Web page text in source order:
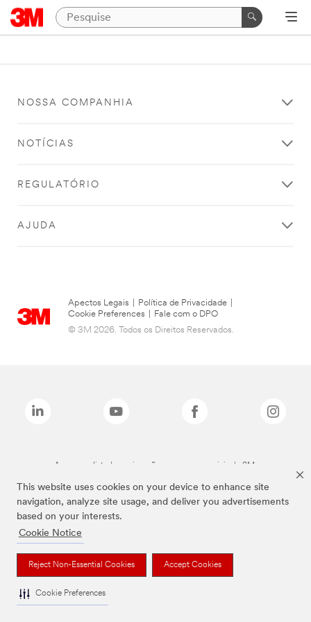
This website uses cookies on your device to enhance site
navigation, analyze site usage, and deliver you advertisements
based on your interests.
Cookie Notice
Reject Non-Essential Cookies Accept Cookies
Cookie Preferences
NOSSA COMPANHIA
NOTÍCIAS
REGULATÓRIO
AJUDA
Apectos Legais Política de Privacidade
Cookie Preferences
Fale com o DPO
© 3M 2026. Todos os Direitos Reservados.
As marcas listadas a cima são marcas comerciais da 3M.